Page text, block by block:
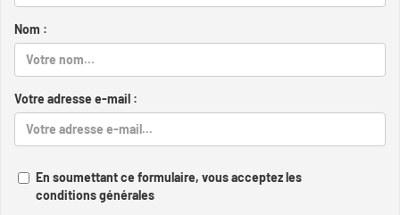
Nom :
Votre adresse e-mail :
En soumettant ce formulaire, vous acceptez les
conditions générales